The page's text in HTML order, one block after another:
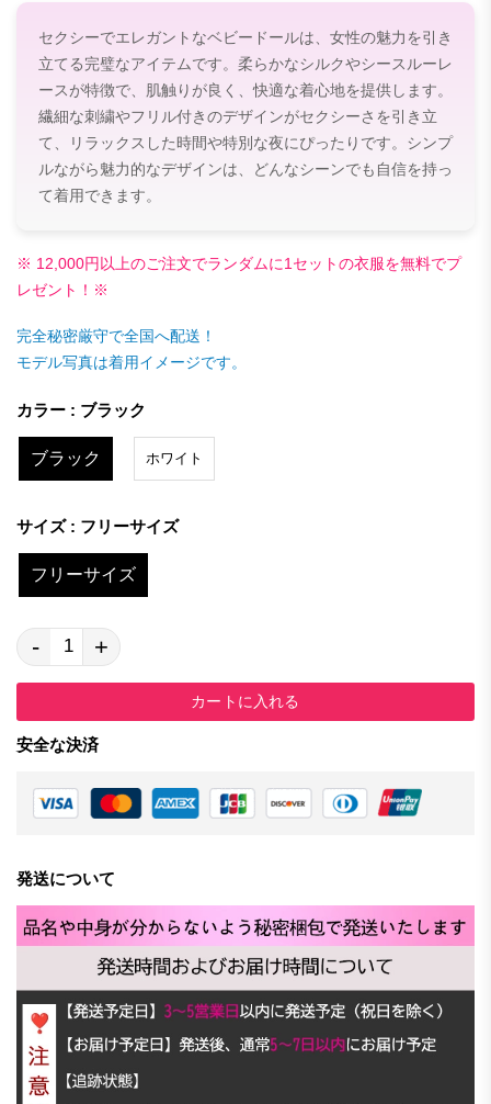
セクシーでエレガントなベビードールは、女性の魅力を引き
立てる完璧なアイテムです。柔らかなシルクやシースルーレ
ースが特徴で、肌触りが良く、快適な着心地を提供します。
繊細な刺繍やフリル付きのデザインがセクシーさを引き立
て、リラックスした時間や特別な夜にぴったりです。シンプ
ルながら魅力的なデザインは、どんなシーンでも自信を持っ
て着用できます。
※ 12,000円以上のご注文でランダムに1セットの衣服を無料でプ
レゼント！※
完全秘密厳守で全国へ配送！
モデル写真は着用イメージです。
カラー : ブラック
ブラック ホワイト
サイズ : フリーサイズ
フリーサイズ
- +
カートに入れる
安全な決済
発送について